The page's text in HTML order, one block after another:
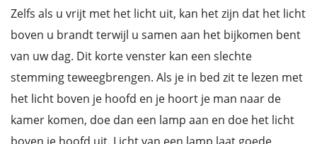
Zelfs als u vrijt met het licht uit, kan het zijn dat het licht
boven u brandt terwijl u samen aan het bijkomen bent
van uw dag. Dit korte venster kan een slechte
stemming teweegbrengen. Als je in bed zit te lezen met
het licht boven je hoofd en je hoort je man naar de
kamer komen, doe dan een lamp aan en doe het licht